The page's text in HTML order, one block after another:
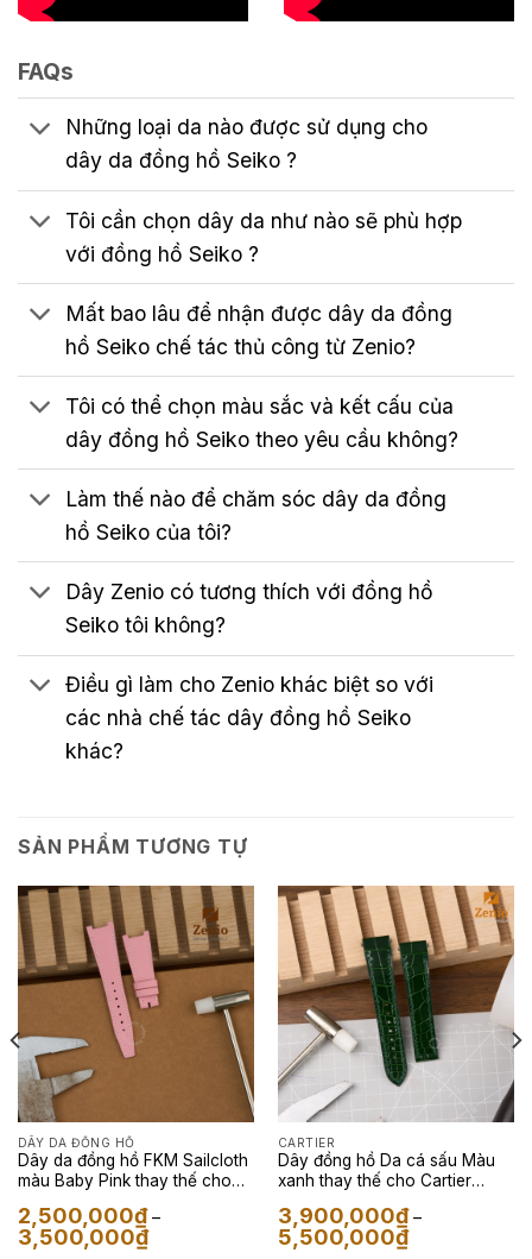
FAQs
Những loại da nào được sử dụng cho
dây da đồng hồ Seiko ?
Tôi cần chọn dây da như nào sẽ phù hợp
với đồng hồ Seiko ?
Mất bao lâu để nhận được dây da đồng
hồ Seiko chế tác thủ công từ Zenio?
Tôi có thể chọn màu sắc và kết cấu của
dây đồng hồ Seiko theo yêu cầu không?
Làm thế nào để chăm sóc dây da đồng
hồ Seiko của tôi?
Dây Zenio có tương thích với đồng hồ
Seiko tôi không?
Điều gì làm cho Zenio khác biệt so với
các nhà chế tác dây đồng hồ Seiko
khác?
SẢN PHẨM TƯƠNG TỰ
DÂY DA ĐỒNG HỒ
Dây da đồng hồ FKM Sailcloth
màu Baby Pink thay thế cho
2,500,000₫ –
3,500,000₫Khoảng
giá:
CARTIER
Dây đồng hồ Da cá sấu Màu
xanh thay thế cho Cartier
3,900,000₫ –
5,500,000₫Khoảng
giá: